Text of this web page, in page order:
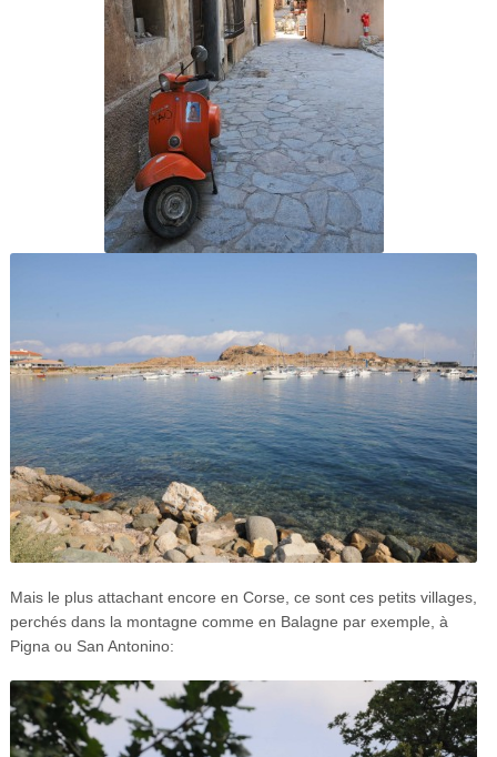
Mais le plus attachant encore en Corse, ce sont ces petits villages,
perchés dans la montagne comme en Balagne par exemple, à
Pigna ou San Antonino: